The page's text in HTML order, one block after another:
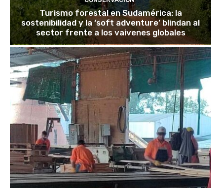
Turismo forestal en Sudamérica: la
sostenibilidad y la ‘soft adventure’ blindan al
sector frente a los vaivenes globales